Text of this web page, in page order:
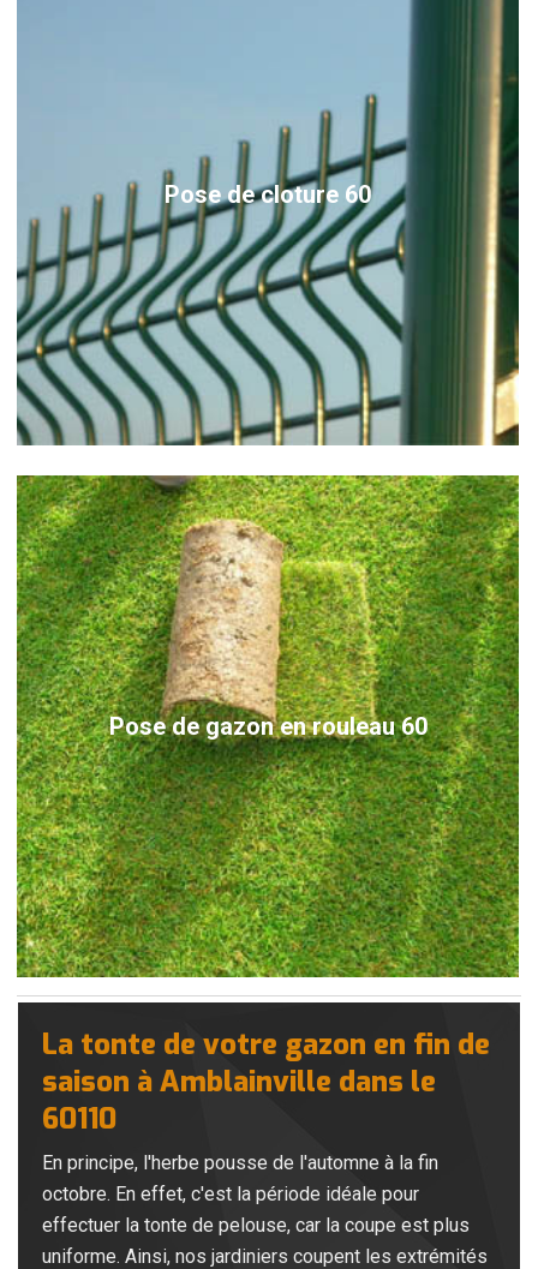
Pose de cloture 60
Pose de gazon en rouleau 60
La tonte de votre gazon en fin de
saison à Amblainville dans le
60110
En principe, l'herbe pousse de l'automne à la fin
octobre. En effet, c'est la période idéale pour
effectuer la tonte de pelouse, car la coupe est plus
uniforme. Ainsi, nos jardiniers coupent les extrémités